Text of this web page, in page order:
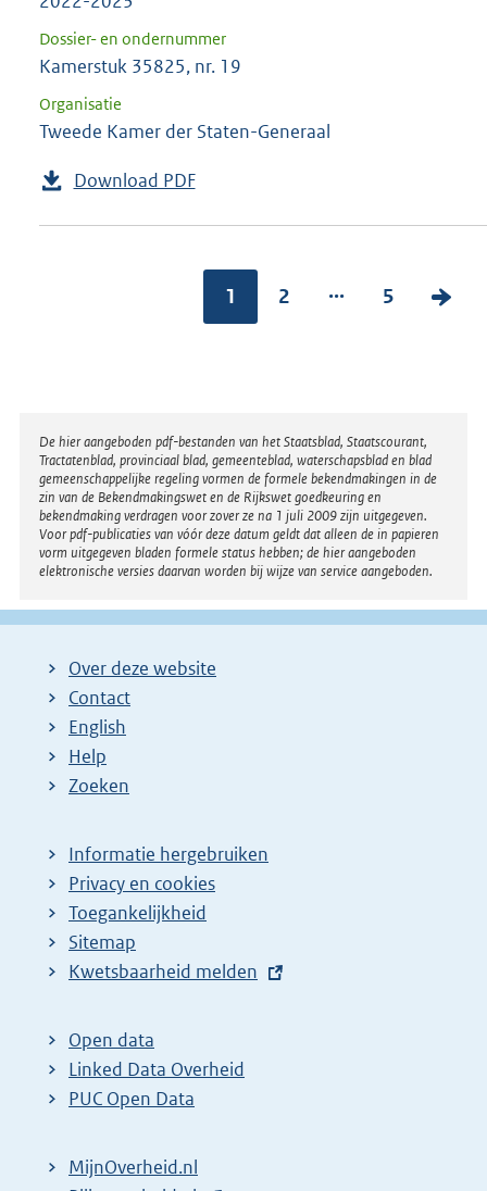
Dossier- en ondernummer
Kamerstuk 35825, nr. 19
Organisatie
Tweede Kamer der Staten-Generaal
Download PDF
1 2 ... 5
V
g
Disclaimer
De hier aangeboden pdf-bestanden van het Staatsblad, Staatscourant,
Tractatenblad, provinciaal blad, gemeenteblad, waterschapsblad en blad
gemeenschappelijke regeling vormen de formele bekendmakingen in de
zin van de Bekendmakingswet en de Rijkswet goedkeuring en
bekendmaking verdragen voor zover ze na 1 juli 2009 zijn uitgegeven.
Voor pdf-publicaties van vóór deze datum geldt dat alleen de in papieren
vorm uitgegeven bladen formele status hebben; de hier aangeboden
elektronische versies daarvan worden bij wijze van service aangeboden.
Over deze website
Contact
English
Help
Zoeken
Informatie hergebruiken
Privacy en cookies
Toegankelijkheid
Sitemap
E
t
e
r
l
Kwetsbaarheid melden
Open data
Linked Data Overheid
PUC Open Data
MijnOverheid.nl